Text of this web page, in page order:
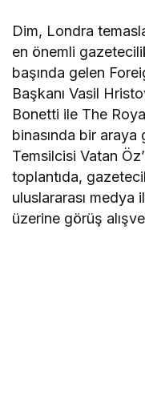
Dim, Londra
en önemli
başında gelen
Başkanı Vasil
Bonetti ile The
binasında bir araya
Temsilcisi Vatan
toplantıda,
uluslararası medya
üzerine görüş